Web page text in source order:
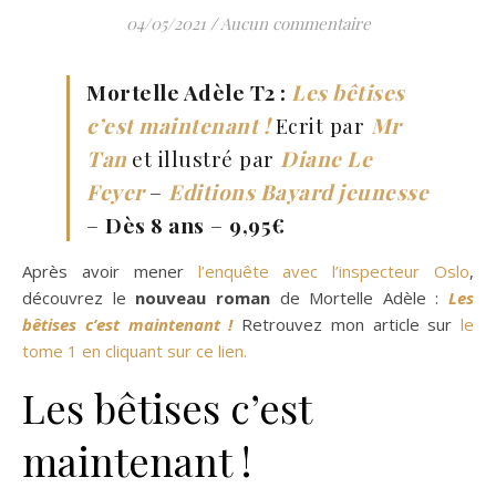
04/05/2021 / Aucun commentaire
Mortelle Adèle T2 : Les bêtises
c’est maintenant ! Ecrit par Mr
Tan et illustré par Diane Le
Feyer– Editions Bayard jeunesse
– Dès 8 ans – 9,95€
Après avoir mener l’enquête avec l’inspecteur Oslo,
découvrez le nouveau romande Mortelle Adèle : Les
bêtises c’est maintenant !Retrouvez mon article sur le
tome 1 en cliquant sur ce lien.
Les bêtises c’est
maintenant !